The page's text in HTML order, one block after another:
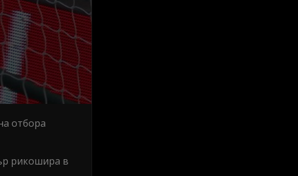
отбора
рикошира в